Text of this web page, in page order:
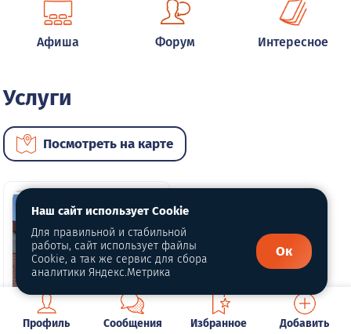
Афиша Форум Интересное
Услуги
Посмотреть на карте
ВИП
Профиль Сообщения Избранное Добавить
Наш сайт использует Cookie
Для правильной и стабильной
работы, сайт использует файлы
Cookie, а так же сервис для сбора
аналитики Яндекс.Метрика
Ок